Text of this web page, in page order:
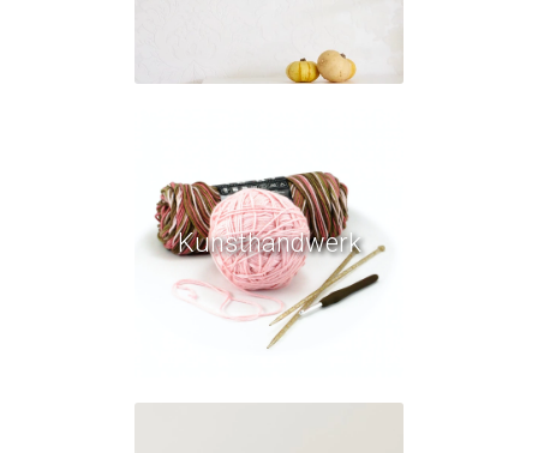
Kunsthandwerk